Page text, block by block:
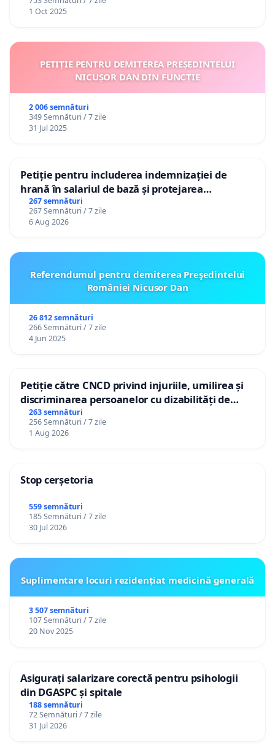
1 Oct 2025
PETIȚIE PENTRU DEMITEREA PREȘEDINTELUI
NICUȘOR DAN DIN FUNCȚIE
2 006 semnături
349 Semnături / 7 zile
31 Jul 2025
Petiție pentru includerea indemnizației de
hrană în salariul de bază și protejarea
gradațiilor de vechime pentru asistenții
personali
267 semnături
267 Semnături / 7 zile
6 Aug 2026
Referendumul pentru demiterea Preşedintelui
României Nicusor Dan
26 812 semnături
266 Semnături / 7 zile
4 Jun 2025
Petiție către CNCD privind injuriile, umilirea și
discriminarea persoanelor cu dizabilități de
către utilizatorul TikTok „Gorici”
263 semnături
256 Semnături / 7 zile
1 Aug 2026
Stop cerșetoria
559 semnături
185 Semnături / 7 zile
30 Jul 2026
Suplimentare locuri rezidențiat medicină generală
3 507 semnături
107 Semnături / 7 zile
20 Nov 2025
Asigurați salarizare corectă pentru psihologii
din DGASPC și spitale
188 semnături
72 Semnături / 7 zile
31 Jul 2026